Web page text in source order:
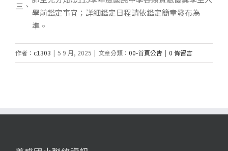
三、
學前鑑定事宜；詳細鑑定日程請依鑑定簡章發布為
準。
作者： c1303 | 5 9 月, 2025 | 文章分類： 00-首頁公告 | 0 條留言